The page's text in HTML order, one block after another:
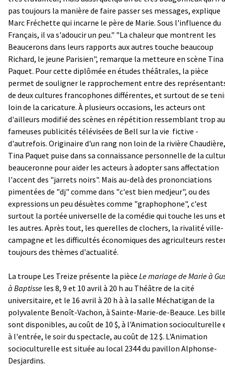
pas toujours la manière de faire passer ses messages, explique
Marc Fréchette qui incarne le père de Marie. Sous l'influence du
Français, il va s'adoucir un peu." "La chaleur que montrent les
Beaucerons dans leurs rapports aux autres touche beaucoup
Richard, le jeune Parisien", remarque la metteure en scène Tina
Paquet. Pour cette diplômée en études théâtrales, la pièce
permet de souligner le rapprochement entre des
de deux cultures francophones différentes, et surtout de se
loin de la caricature. À plusieurs occasions, les acteurs ont
d'ailleurs modifié des scènes en répétition ressemblant trop
fameuses publicités télévisées de Bell sur la vie ­ fictive -
d'autrefois. Originaire d'un rang non loin de la rivière Chaudière,
Tina Paquet puise dans sa connaissance personnelle de la
beauceronne pour aider les acteurs à adopter sans affectation
l'accent des "jarrets noirs". Mais au-delà des prononciations
pimentées de "dj" comme dans "c'est bien medjeur", ou des
expressions un peu désuètes comme "graphophone", c'est
surtout la portée universelle de la comédie qui touche les uns
les autres. Après tout, les querelles de clochers, la rivalité ville-
campagne et les difficultés économiques des agriculteurs
toujours des thèmes d'actualité.
La troupe Les Treize présente la pièce Le mariage de Marie à
à Baptisse les 8, 9 et 10 avril à 20 h au Théâtre de la cité
universitaire, et le 16 avril à 20 h à à la salle Méchatigan de la
polyvalente Benoît-Vachon, à Sainte-Marie-de-Beauce. Les
sont disponibles, au coût de 10 $, à l'Animation socioculturelle
à l'entrée, le soir du spectacle, au coût de 12 $. L'Animation
socioculturelle est située au local 2344 du pavillon Alphonse-
Desjardins.